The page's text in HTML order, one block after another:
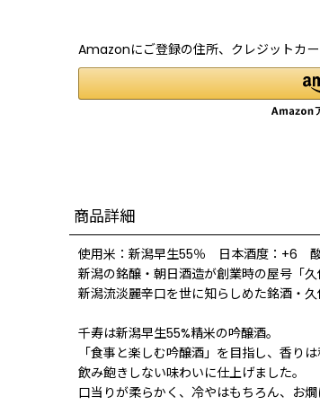
Amazonにご登録の住所、クレジットカ
商品詳細
使用米：新潟早生55％ 日本酒度：+6 酸
新潟の銘醸・朝日酒造が創業時の屋号「
新潟流淡麗辛口を世に知らしめた銘酒・久
千寿は新潟早生55%精米の吟醸酒。
「食事と楽しむ吟醸酒」を目指し、香りは
飲み飽きしない味わいに仕上げました。
口当りが柔らかく、冷やはもちろん、お燗